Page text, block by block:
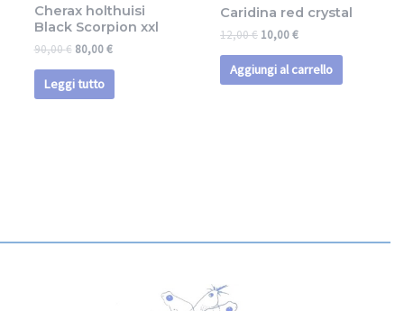
Cherax holthuisi
Black Scorpion xxl
90,00€ 80,00€
Leggi tutto
Caridina red crystal
12,00€ 10,00€
Aggiungi al carrello